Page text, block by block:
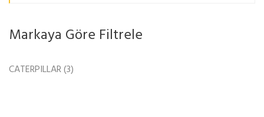
Markaya Göre Filtrele
CATERPILLAR(3)